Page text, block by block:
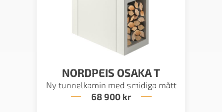
NORDPEIS OSAKA T
Ny tunnelkamin med smidiga mått
68 900 kr